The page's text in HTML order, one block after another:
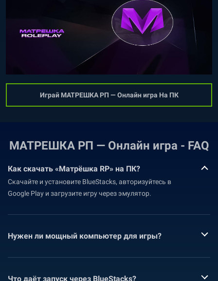
Играй МАТРЕШКА РП — Онлайн игра На ПК
МАТРЕШКА РП — Онлайн игра - FAQ
Как скачать «Матрёшка RP» на ПК?
Скачайте и установите BlueStacks, авторизуйтесь в
Google Play и загрузите игру через эмулятор.
Нужен ли мощный компьютер для игры?
Что даёт запуск через BlueStacks?